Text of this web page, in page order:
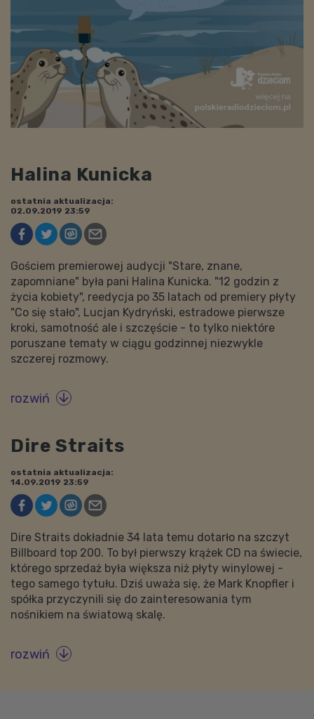
Halina Kunicka
ostatnia aktualizacja:
02.09.2019 23:59
Gościem premierowej audycji "Stare, znane,
zapomniane" była pani Halina Kunicka. "12 godzin z
życia kobiety", reedycja po 35 latach od premiery płyty
"Co się stało", Lucjan Kydryński, estradowe pierwsze
kroki, samotność ale i szczęście - to tylko niektóre
poruszane tematy w ciągu godzinnej niezwykle
szczerej rozmowy.
rozwiń 
Dire Straits
ostatnia aktualizacja:
14.09.2019 23:59
Dire Straits dokładnie 34 lata temu dotarło na szczyt
Billboard top 200. To był pierwszy krążek CD na świecie,
którego sprzedaż była większa niż płyty winylowej -
tego samego tytułu. Dziś uważa się, że Mark Knopfler i
spółka przyczynili się do zainteresowania tym
nośnikiem na światową skalę.
rozwiń 